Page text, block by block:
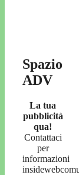
Spazio
ADV
La tua
pubblicità
qua!
Contattaci
per
informazioni